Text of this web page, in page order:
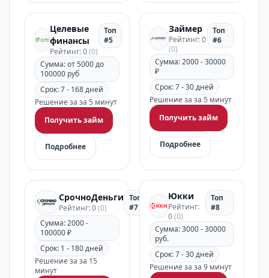
Целевые
финансы
Рейтинг: 0(0)
Топ
#5
Сумма: от 5000 до
100000 руб
Срок: 7 - 168 дней
Решение за за 5 минут
Получить займ
Подробнее
Займер
Рейтинг: 0
(0)
Топ
#6
Сумма: 2000 - 30000
₽
Срок: 7 - 30 дней
Решение за за 5 минут
Получить займ
Подробнее
СрочноДеньги
Рейтинг: 0(0)
Топ
#7
Сумма: 2000 -
100000 ₽
Срок: 1 - 180 дней
Решение за за 15
минут
Юкки
Рейтинг:
0(0)
Топ
#8
Сумма: 3000 - 30000
руб.
Срок: 7 - 30 дней
Решение за за 9 минут